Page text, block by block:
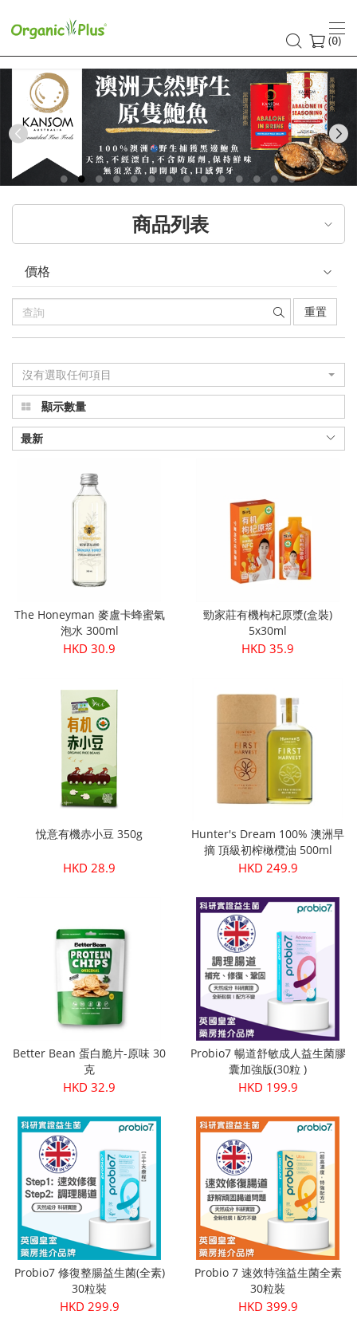
香
港
有
機
食
品
店
嚴
選
歐
美
產
品
真
正
|
Organic
(0)
Previous
商品列表
價格
重置
沒有選取任何項目
顯示數量
最新
The Honeyman 麥盧卡蜂蜜氣
泡水 300ml
HKD 30.9
勁家莊有機枸杞原漿(盒裝)
5x30ml
HKD 35.9
悅意有機赤小豆 350g
HKD 28.9
Hunter's Dream 100% 澳洲早
摘 頂級初榨橄欖油 500ml
HKD 249.9
Better Bean 蛋白脆片-原味 30
克
HKD 32.9
Probio7 暢道舒敏成人益生菌膠
囊加強版(30粒 )
HKD 199.9
Probio7 修復整腸益生菌(全素)
30粒裝
HKD 299.9
Probio 7 速效特強益生菌全素
30粒裝
HKD 399.9